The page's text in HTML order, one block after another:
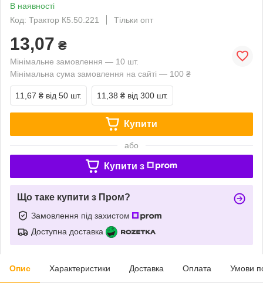
В наявності
Код: Трактор К5.50.221
Тільки опт
13,07 ₴
Мінімальне замовлення — 10 шт.
Мінімальна сума замовлення на сайті — 100 ₴
11,67 ₴ від 50 шт. 11,38 ₴ від 300 шт.
Купити
або
Купити з
Що таке купити з Пром?
Замовлення під захистом
Доступна доставка
Опис Характеристики Доставка Оплата Умови